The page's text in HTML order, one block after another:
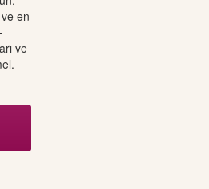
en
ve